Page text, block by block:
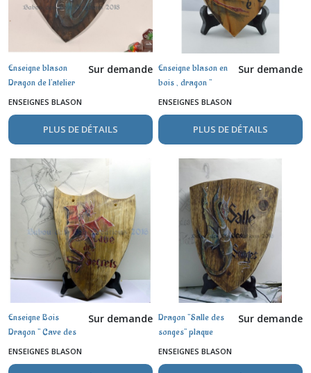
Enseigne blason
Dragon de l'atelier
de magie ,
Sur demande
ENSEIGNES BLASON
PLUS DE DÉTAILS
Enseigne blason en
bois , dragon "
Antre Sombre " ,
Sur demande
ENSEIGNES BLASON
PLUS DE DÉTAILS
Enseigne Bois
Dragon " Cave des
Secrets " ,
Sur demande
ENSEIGNES BLASON
Dragon "Salle des
songes" plaque
enseigne en bois
Sur demande
ENSEIGNES BLASON